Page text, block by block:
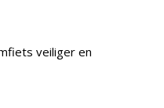
veiliger en